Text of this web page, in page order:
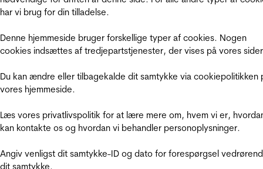
har vi brug for din tilladelse.
Denne hjemmeside bruger forskellige typer af cookies. Nogen
cookies indsættes af tredjepartstjenester, der vises på vores
Du kan ændre eller tilbagekalde dit samtykke via cookiepolitikken
vores hjemmeside.
Læs vores privatlivspolitik for at lære mere om, hvem vi er,
kan kontakte os og hvordan vi behandler personoplysninger.
Angiv venligst dit samtykke-ID og dato for forespørgsel
dit samtykke.